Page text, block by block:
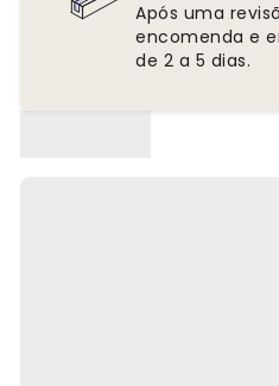
Após uma
encomenda e
de 2 a 5 dias.